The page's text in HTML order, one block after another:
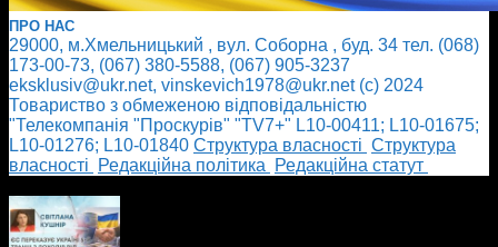
ПРО НАС
29000, м.Хмельницький , вул. Соборна , буд. 34 тел. (068)
173-00-73, (067) 380-5588, (067) 905-3237
eksklusiv@ukr.net, vinskevich1978@ukr.net (с) 2024
Товариство з обмеженою відповідальністю
"Телекомпанія "Проскурів" "TV7+" L10-00411; L10-01675;
L10-01276; L10-01840 Cтруктура власності Cтруктура
власності
Редакційна політика
Редакційна статут